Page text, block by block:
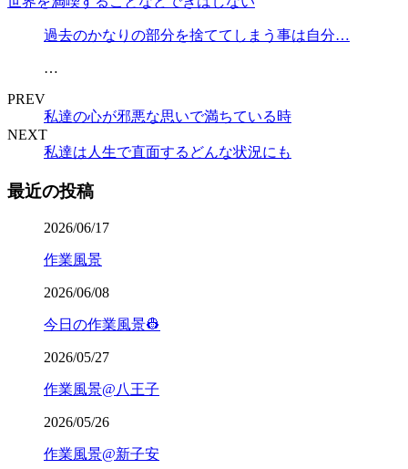
過去のかなりの部分を捨ててしまう事は自分…
…
PREV
私達の心が邪悪な思いで満ちている時
NEXT
私達は人生で直面するどんな状況にも
最近の投稿
2026/06/17
作業風景
2026/06/08
今日の作業風景👷
2026/05/27
作業風景@八王子
2026/05/26
作業風景@新子安